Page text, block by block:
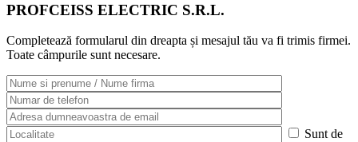
PROFCEISS ELECTRIC S.R.L.
Completează formularul din dreapta și mesajul tău va fi trimis firmei.
Toate câmpurile sunt necesare.
Sunt de